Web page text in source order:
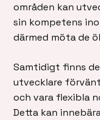
områden kan
sin kompetens
därmed möta de
Samtidigt finns
utvecklare
och vara flexibla
Detta kan